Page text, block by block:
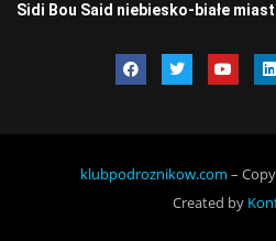
Sidi Bou Said niebiesko-białe
klubpodroznikow.com –
Created by